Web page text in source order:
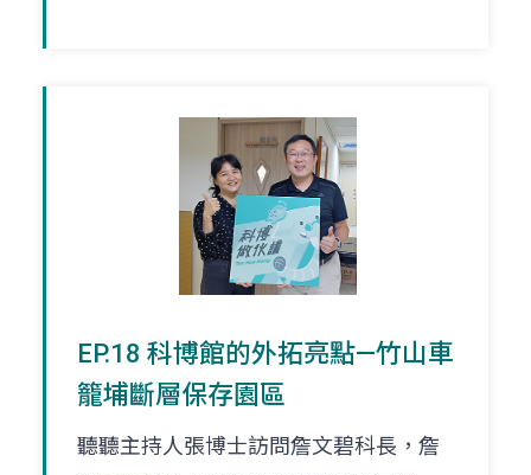
EP.18 科博館的外拓亮點—竹山車
籠埔斷層保存園區
聽聽主持人張博士訪問詹文碧科長，詹